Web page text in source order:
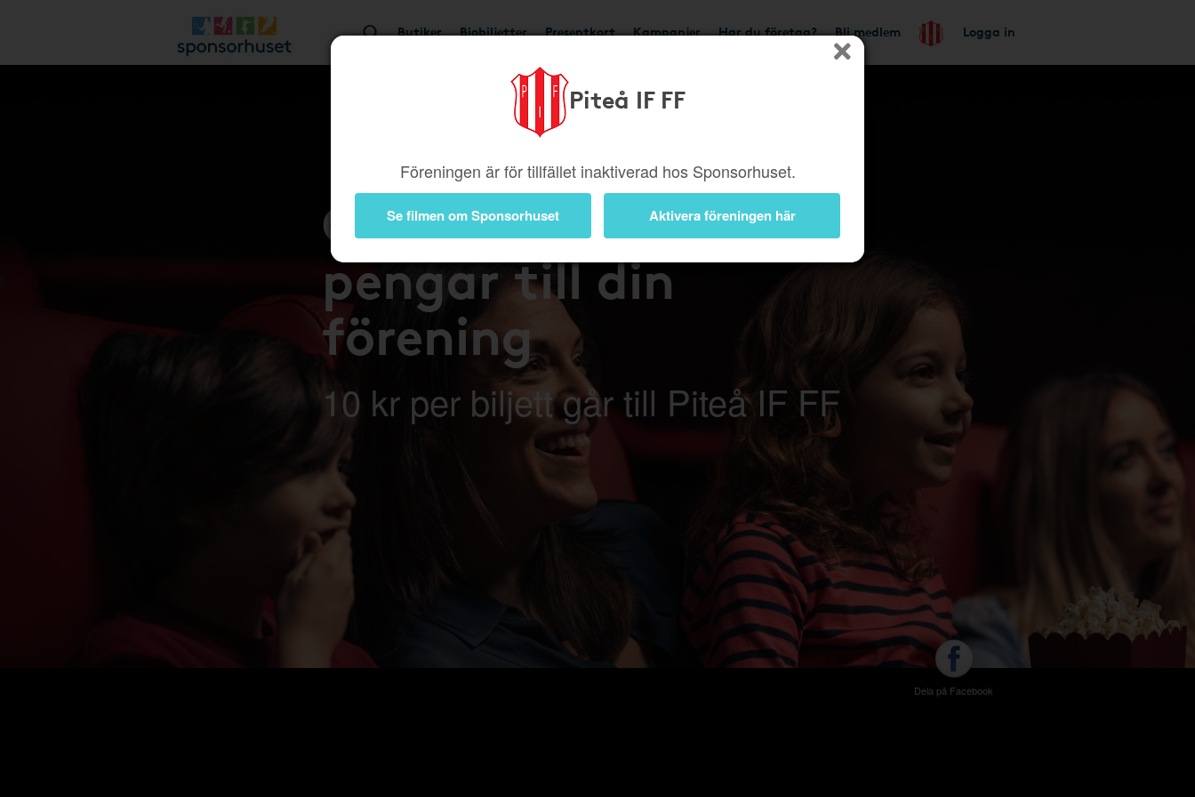
Butiker Biobiljetter Presentkort Kampanjer Har du företag? Bli medlem Logga in
Piteå IF FF
Föreningen är för tillfället inaktiverad hos Sponsorhuset.
Se filmen om Sponsorhuset Aktivera föreningen här
Gå på bio – tjäna
pengar till din
förening
10 kr per biljett går till Piteå IF FF
Dela på Facebook